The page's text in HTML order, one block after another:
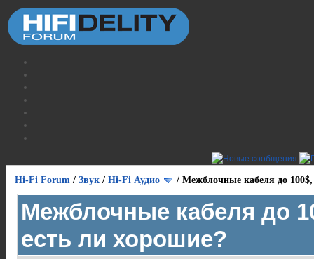
Hi-Fi Forum / Звук / Hi-Fi Аудио / Межблочные кабеля до 100$,
Межблочные кабеля до
есть ли хорошие?